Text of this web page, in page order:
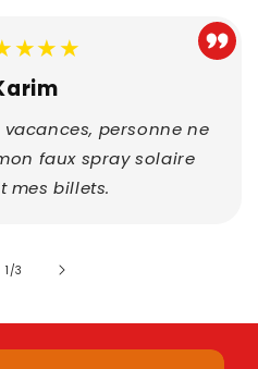
vacances, personne ne
faux spray solaire
mes billets.
1 /de
3